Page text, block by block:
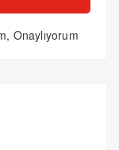
Onaylıyorum